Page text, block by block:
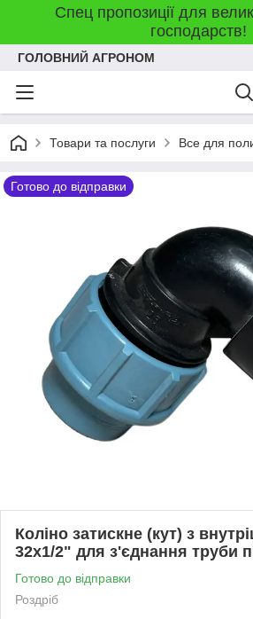
Спец пропозиції для
господарств!
ГОЛОВНИЙ АГРОНОМ
Товари та послуги Все для
Готово до відправки
Коліно затискне (кут) з
32х1/2" для з'єднання труби
Готово до відправки
Роздріб